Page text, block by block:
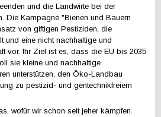
und die Landwirte bei der
Die Kampagne "Bienen und Bauern
von giftigen Pestiziden, die
und eine nicht nachhaltige und
vor. Ihr Ziel ist es, dass die EU bis 2035
sie kleine und nachhaltige
unterstützen, den Öko-Landbau
zu pestizid- und gentechnikfreiem
wofür wir schon seit jeher kämpfen.